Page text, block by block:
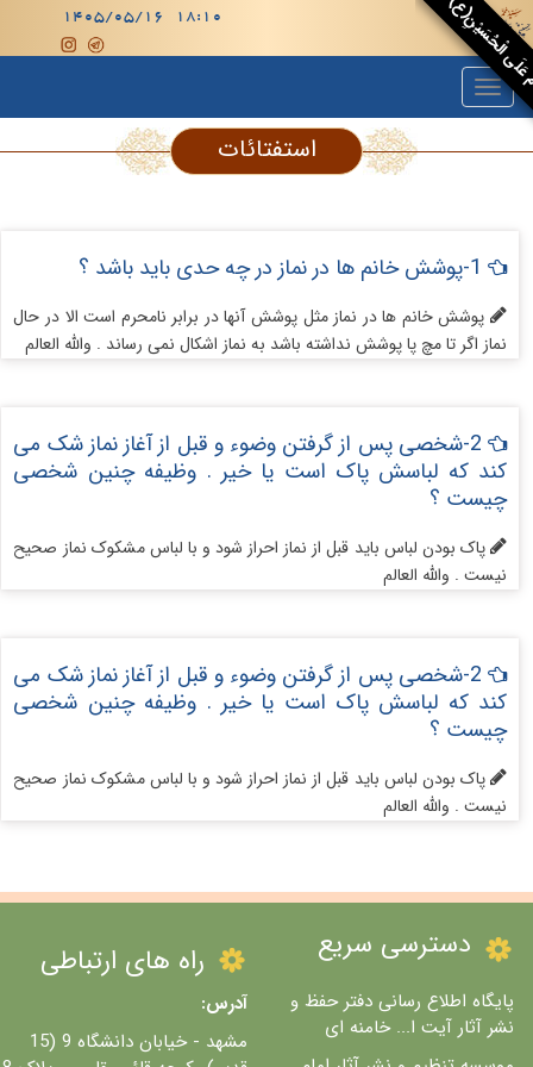
الْحُسَيْنِ(ع)
استفتائات
پوشش خانم ها در نماز مثل پوشش آنها در برابر نامحرم است الا در حال
نماز اگر تا مچ پا پوشش نداشته باشد به نماز اشکال نمی رساند . والله العالم
2-شخصی پس از گرفتن وضوء و قبل از آغاز نماز شک می
کند که لباسش پاک است یا خیر . وظیفه چنین شخصی
چیست ؟
پاک بودن لباس باید قبل از نماز احراز شود و با لباس مشکوک نماز صحیح
نیست . والله العالم
2-شخصی پس از گرفتن وضوء و قبل از آغاز نماز شک می
کند که لباسش پاک است یا خیر . وظیفه چنین شخصی
چیست ؟
پاک بودن لباس باید قبل از نماز احراز شود و با لباس مشکوک نماز صحیح
نیست . والله العالم
دسترسی سریع
پایگاه اطلاع رسانی دفتر حفظ و
نشر آثار آیت ا... خامنه ای
راه های ارتباطی
آدرس:
مشهد - خیابان دانشگاه 9 (15